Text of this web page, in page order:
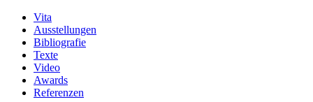
Vita
Ausstellungen
Bibliografie
Texte
Video
Awards
Referenzen